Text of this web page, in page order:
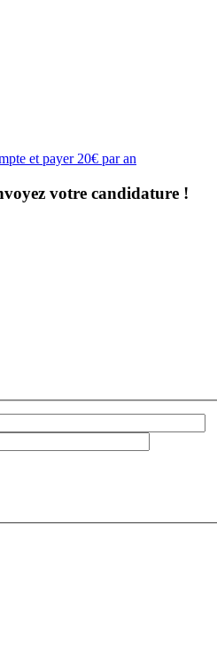
et payer 20€ par an
votre candidature !